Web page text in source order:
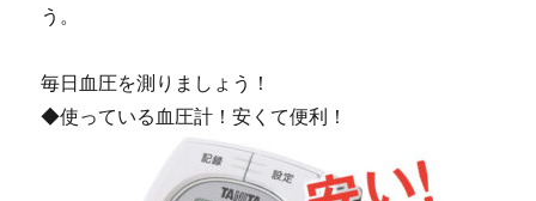
う。
毎日血圧を測りましょう！
◆使っている血圧計！安くて便利！